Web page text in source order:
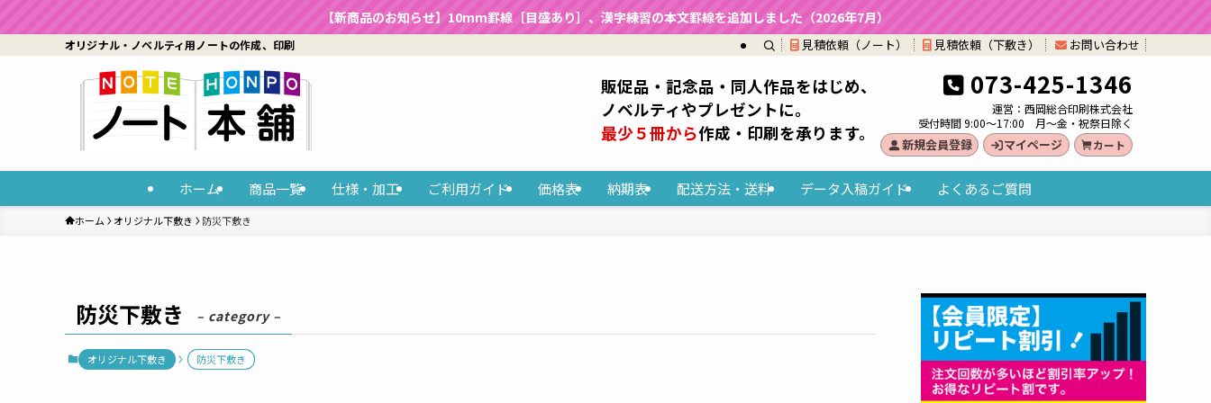
【新商品のお知らせ】10mm罫線［目盛あり］、漢字練習の本文罫線を追加しました（2026年7月）
オリジナル・ノベルティ用ノートの作成、印刷 見積依頼（ノート） 見積依頼（下敷き） お問い合わせ
ホーム 商品一覧 仕様・加工 ご利用ガイド 価格表 納期表 配送方法・送料 データ入稿ガイド よくあるご質問
販促品・記念品・同人作品をはじめ、
ノベルティやプレゼントに。
最少５冊から作成・印刷を承ります。
073-425-1346
運営：西岡総合印刷株式会社
受付時間 9:00～17:00 月～金・祝祭日除く
新規会員登録 マイページ カート
ホーム オリジナル下敷き 防災下敷き
防災下敷き – category –
オリジナル下敷き 防災下敷き